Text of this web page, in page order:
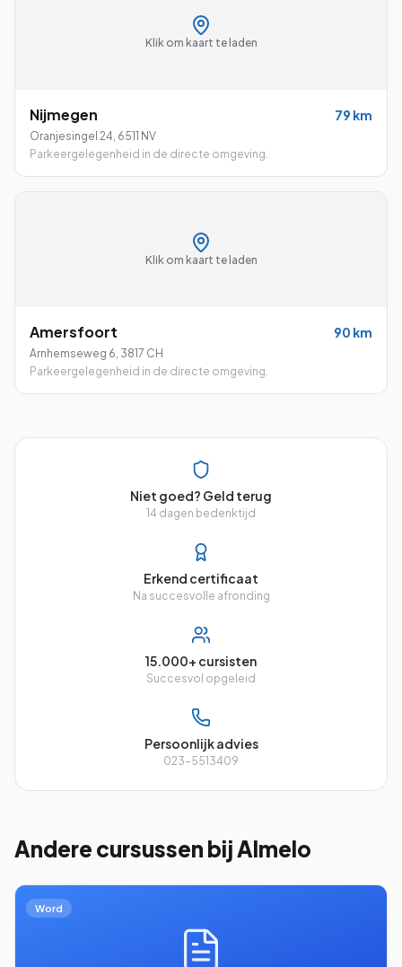
Klik om kaart te laden
Nijmegen 79 km
Oranjesingel 24, 6511 NV
Parkeergelegenheid in de directe omgeving.
Klik om kaart te laden
Amersfoort 90 km
Arnhemseweg 6, 3817 CH
Parkeergelegenheid in de directe omgeving.
Niet goed? Geld terug
14 dagen bedenktijd
Erkend certificaat
Na succesvolle afronding
15.000+ cursisten
Succesvol opgeleid
Persoonlijk advies
023-5513409
Andere cursussen bij Almelo
Word